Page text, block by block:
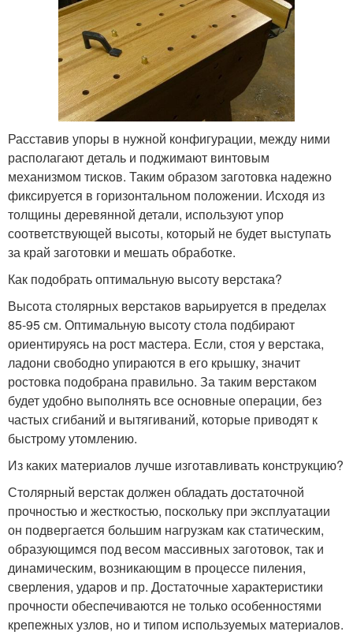
Расставив упоры в нужной конфигурации, между ними
располагают деталь и поджимают винтовым
механизмом тисков. Таким образом заготовка надежно
фиксируется в горизонтальном положении. Исходя из
толщины деревянной детали, используют упор
соответствующей высоты, который не будет выступать
за край заготовки и мешать обработке.
Как подобрать оптимальную высоту верстака?
Высота столярных верстаков варьируется в пределах
85-95 см. Оптимальную высоту стола подбирают
ориентируясь на рост мастера. Если, стоя у верстака,
ладони свободно упираются в его крышку, значит
ростовка подобрана правильно. За таким верстаком
будет удобно выполнять все основные операции, без
частых сгибаний и вытягиваний, которые приводят к
быстрому утомлению.
Из каких материалов лучше изготавливать конструкцию?
Столярный верстак должен обладать достаточной
прочностью и жесткостью, поскольку при эксплуатации
он подвергается большим нагрузкам как статическим,
образующимся под весом массивных заготовок, так и
динамическим, возникающим в процессе пиления,
сверления, ударов и пр. Достаточные характеристики
прочности обеспечиваются не только особенностями
крепежных узлов, но и типом используемых материалов.